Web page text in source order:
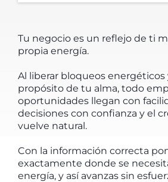
Tu negocio es un reflejo de ti
propia energía.
Al liberar bloqueos energéticos
propósito de tu alma, todo
oportunidades llegan con
decisiones con confianza y el
vuelve natural.
Con la información correcta
exactamente donde se
energía, y así avanzas sin